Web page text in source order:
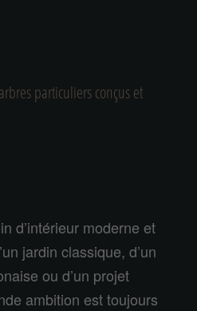
particuliers conçus et
d’intérieur moderne et
jardin classique, d’un
ou d’un projet
ambition est toujours